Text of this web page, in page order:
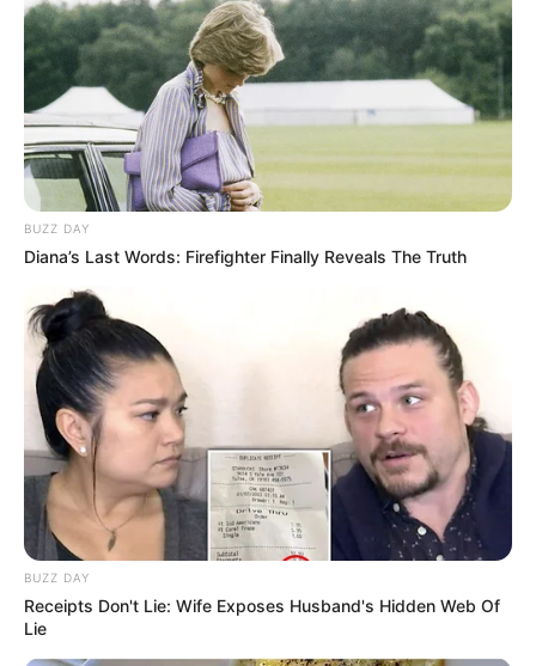
(foto: instagram/zulfamaharani)
5. Mulai terkenal, ia sudah mulai memiliki fans sendiri
BUZZ DAY
Diana’s Last Words: Firefighter Finally Reveals The Truth
BUZZ DAY
Receipts Don't Lie: Wife Exposes Husband's Hidden Web Of
Lie